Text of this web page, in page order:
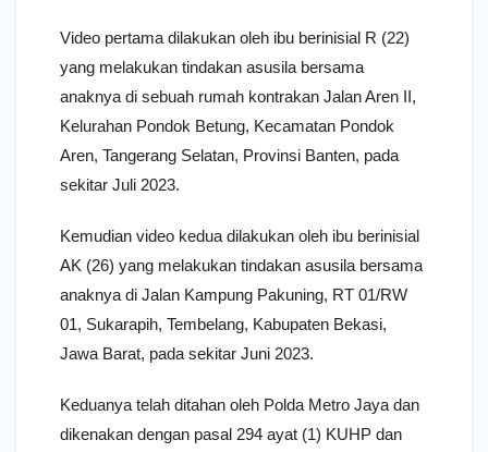
Video pertama dilakukan oleh ibu berinisial R (22)
yang melakukan tindakan asusila bersama
anaknya di sebuah rumah kontrakan Jalan Aren II,
Kelurahan Pondok Betung, Kecamatan Pondok
Aren, Tangerang Selatan, Provinsi Banten, pada
sekitar Juli 2023.
Kemudian video kedua dilakukan oleh ibu berinisial
AK (26) yang melakukan tindakan asusila bersama
anaknya di Jalan Kampung Pakuning, RT 01/RW
01, Sukarapih, Tembelang, Kabupaten Bekasi,
Jawa Barat, pada sekitar Juni 2023.
Keduanya telah ditahan oleh Polda Metro Jaya dan
dikenakan dengan pasal 294 ayat (1) KUHP dan